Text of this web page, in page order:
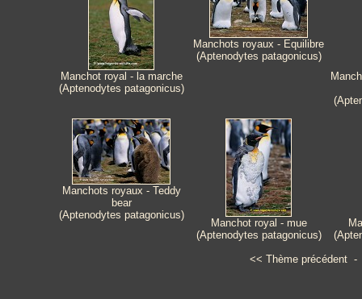
Manchot royal - la marche
(Aptenodytes patagonicus)
Manchots royaux - Equilibre
(Aptenodytes patagonicus)
Manchots royaux - Teddy
bear
(Aptenodytes patagonicus)
Manchot royal - mue
(Aptenodytes patagonicus)
<< Thème précédent